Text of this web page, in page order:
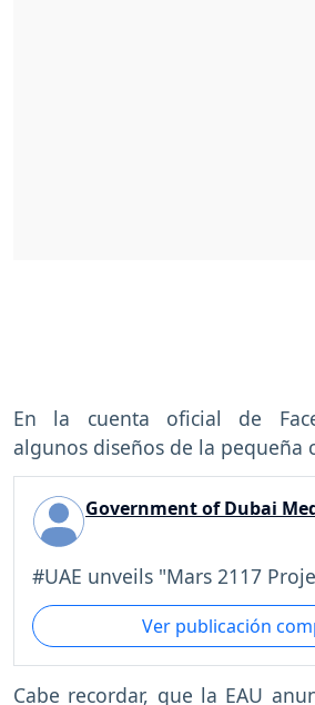
En la cuenta oficial de
algunos diseños de la pequeña
Government of Dubai
#UAE unveils "Mars 2117
Ver publicación
Cabe recordar, que la EAU